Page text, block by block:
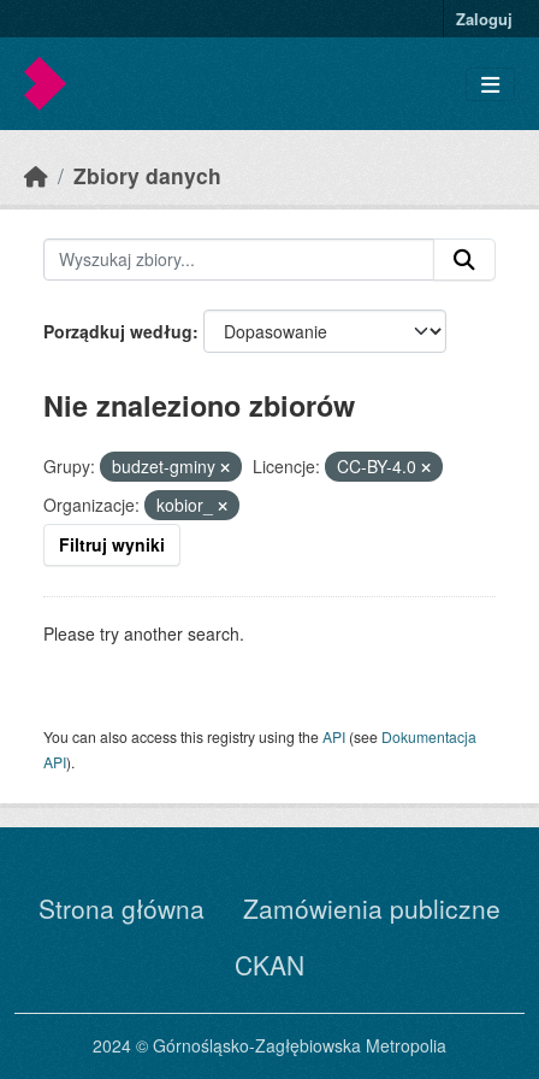
Zaloguj
Zbiory danych
Porządkuj według
Nie znaleziono zbiorów
Grupy: budzet-gminy Licencje:
CC-BY-4.0
Organizacje:
kobior_
Filtruj wyniki
Please try another search.
You can also access this registry using theAPI (see Dokumentacja
API).
Strona główna
Zamówienia publiczne
CKAN
2024 © Górnośląsko-Zagłębiowska Metropolia